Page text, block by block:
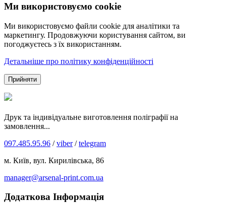
Ми використовуємо cookie
Ми використовуємо файли cookie для аналітики та
маркетингу. Продовжуючи користування сайтом, ви
погоджуєтесь з їх використанням.
Детальніше про політику конфіденційності
Прийняти
Друк та індивідуальне виготовлення поліграфії на
замовлення...
097.485.95.96 /viber/telegram
м. Київ, вул. Кирилівська, 86
manager@arsenal-print.com.ua
Додаткова Інформація